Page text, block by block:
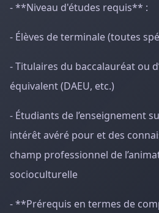
- **Niveau d'études requis** :
- Élèves de terminale (toutes
- Titulaires du baccalauréat ou
équivalent (DAEU, etc.)
- Étudiants de l’enseignement
intérêt avéré pour et des
champ professionnel de
socioculturelle
- **Prérequis en termes de